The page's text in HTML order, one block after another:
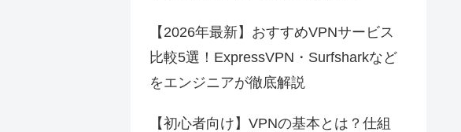
【2026年最新】おすすめVPNサービス
比較5選！ExpressVPN・Surfsharkなど
をエンジニアが徹底解説
【初心者向け】VPNの基本とは？仕組